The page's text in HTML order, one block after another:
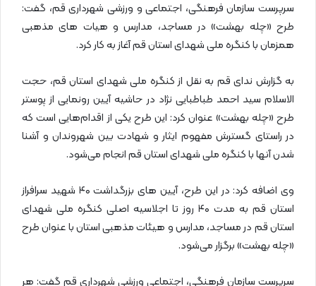
سرپرست سازمان فرهنگی، اجتماعی و ورزشی شهرداری قم، گفت:
طرح «چله بهشت» در مساجد، مدارس و هیات های مذهبی
همزمان با کنگره ملی شهدای استان قم آغاز به کار کرد.
به گزارش ندای قم به نقل از کنگره ملی شهدای استان قم، حجت
الاسلام سید احمد طباطبایی نژاد در حاشیه آیین رونمایی از پوستر
طرح «چله بهشت» عنوان کرد: این طرح یکی از اقدام‌هایی است که
در راستای گسترش مفهوم ایثار و شهادت بین شهروندان و آشنا
شدن آنها با کنگره ملی شهدای استان قم انجام می‌شود.
وی اضافه کرد: در این طرح، آیین های بزرگداشت ۴۰ شهید سرافراز
استان قم به مدت ۴۰ روز تا اجلاسیه اصلی کنگره ملی شهدای
استان قم در مساجد، مدارس و هیئات مذهبی استان با عنوان طرح
«چله بهشت» برگزار می‌شود.
سرپرست سازمان فرهنگی، اجتماعی ورزشی شهرداری قم گفت: هر